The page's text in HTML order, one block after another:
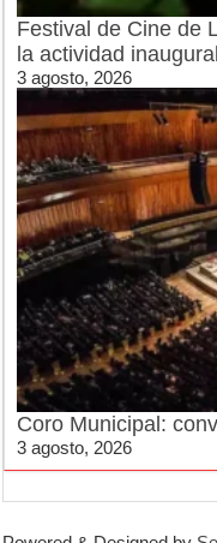
Festival de Cine de
la actividad inaugural
3 agosto, 2026
Coro Municipal:
3 agosto, 2026